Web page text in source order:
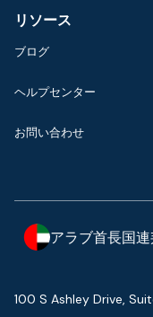
リソース
ブログ
ヘルプセンター
お問い合わせ
アラブ首長国連
100 S Ashley Drive,